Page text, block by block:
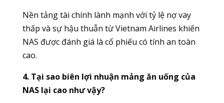
Nền tảng tài chính lành mạnh với tỷ lệ nợ vay
thấp và sự hậu thuẫn từ Vietnam Airlines khiến
NAS được đánh giá là cổ phiếu có tính an toàn
cao.
4. Tại sao biên lợi nhuận mảng ăn uống của
NAS lại cao như vậy?